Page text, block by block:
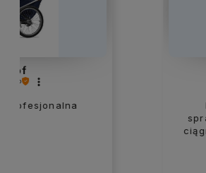
Mega fajna łatwa
sprawdza i wogole mega
ciągnąć ją rowerem z